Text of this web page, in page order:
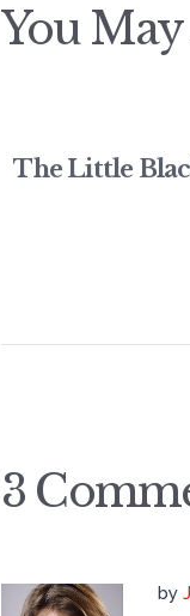
You
The Little
3
by